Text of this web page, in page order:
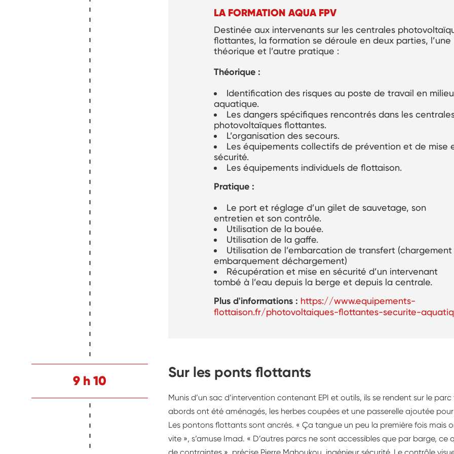
LA FORMATION AQUA FPV
Destinée aux intervenants sur les centrales
flottantes, la formation se déroule en deux parties, l’une
théorique et l’autre pratique :
Théorique :
Identification des risques au poste de travail en milieu
aquatique.
Les dangers spécifiques rencontrés dans les
photovoltaïques flottantes.
L’organisation des secours.
Les équipements collectifs de prévention et de mise
sécurité.
Les équipements individuels de flottaison.
Pratique :
Le port et réglage d’un gilet de sauvetage, son
entretien et son contrôle.
Utilisation de la bouée.
Utilisation de la gaffe.
Utilisation de l’embarcation de transfert (chargement
embarquement déchargement)
Récupération et mise en sécurité d’un intervenant
tombé à l’eau depuis la berge et depuis la centrale.
Plus d'informations : https://www.equipements-
flottaison.fr/photovoltaiques-flottantes-securite-
9 h 10
Sur les ponts flottants
Munis d’un sac d’intervention contenant EPI et outils, ils se rendent sur le
abords ont été aménagés, les herbes coupées et une passerelle ajoutée pour
Les pontons flottants sont ancrés. « Ça tangue un peu la première fois mais
vite », s’amuse Imad. « D’autres parcs ne sont accessibles que par barge, ce